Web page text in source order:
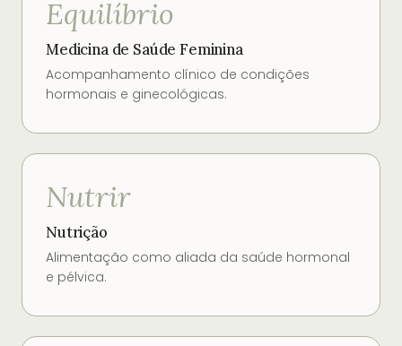
Equilíbrio
Medicina de Saúde Feminina
Acompanhamento clínico de condições
hormonais e ginecológicas.
Nutrir
Nutrição
Alimentação como aliada da saúde hormonal
e pélvica.